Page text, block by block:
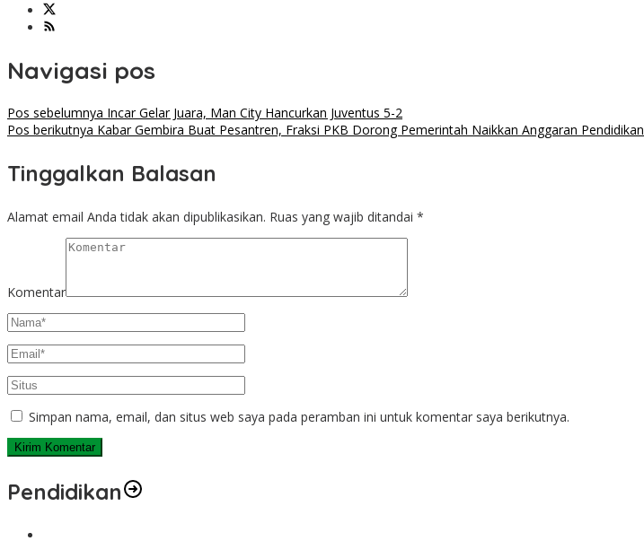
Navigasi pos
Pos sebelumnya Incar Gelar Juara, Man City Hancurkan Juventus 5-2
Pos berikutnya Kabar Gembira Buat Pesantren, Fraksi PKB Dorong Pemerintah Naikkan Anggaran Pendidikan
Tinggalkan Balasan
Alamat email Anda tidak akan dipublikasikan. Ruas yang wajib ditandai *
Komentar
Simpan nama, email, dan situs web saya pada peramban ini untuk komentar saya berikutnya.
Pendidikan